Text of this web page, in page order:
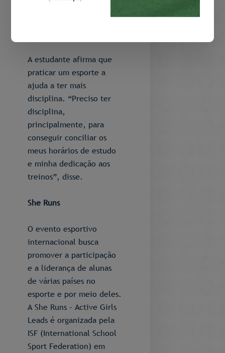
A estudante afirma que
praticar um esporte a
ajuda a ter mais
disciplina. “Preciso ter
disciplina,
principalmente, para
conseguir conciliar os
meus horários de estudo
e minha dedicação aos
treinos”, disse.
She Runs
O evento esportivo
internacional busca
promover a participação
e a liderança de alunas
de várias países no
esporte e por meio deles.
A She Runs - Active Girls
Leads é organizada pela
ISF (International School
Sport Federation) em